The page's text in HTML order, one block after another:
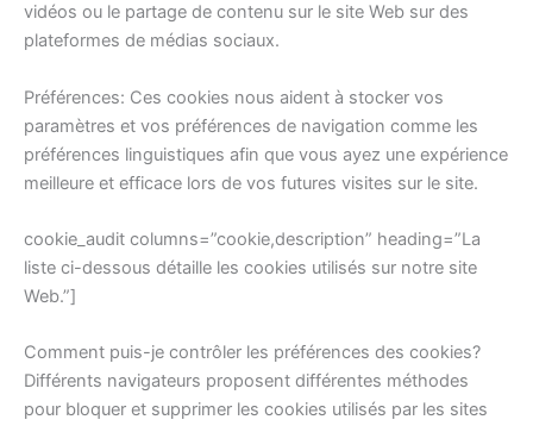
vidéos ou le partage de contenu sur le site Web sur des
plateformes de médias sociaux.
Préférences: Ces cookies nous aident à stocker vos
paramètres et vos préférences de navigation comme les
préférences linguistiques afin que vous ayez une expérience
meilleure et efficace lors de vos futures visites sur le site.
cookie_audit columns=”cookie,description” heading=”La
liste ci-dessous détaille les cookies utilisés sur notre site
Web.”]
Comment puis-je contrôler les préférences des cookies?
Différents navigateurs proposent différentes méthodes
pour bloquer et supprimer les cookies utilisés par les sites